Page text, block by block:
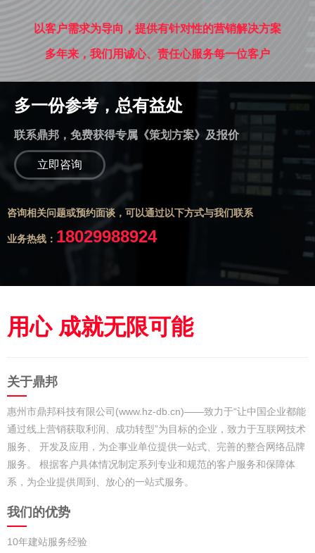
以客户需求为导向，提供有针对性的营销解决方案
多年来，我们用诚心、责任心服务每一位客户
多一份参考，总有益处
联系鼎邦，免费获得专属《策划方案》及报价
立即咨询
咨询相关问题或预约面谈，可以通过以下方式与我们联系
业务热线： 18029988924
用心 成就无限可能
关于鼎邦
惠州市鼎邦科技有限公司(www.hz-db.cn)——致力于“让中国企业都能
通过线上营销获取利润、成功转型”为目标的企业，致力于互联网技术
服务、 开发及应用，为企事业单位提供一站式、完善的整合网络品牌
服务。 根据客户具体情况制定系列专业和规范的客户服务和保障体
系，为企业提供周到、放心的一站式服务。
我们的优势
10年建站服务经验